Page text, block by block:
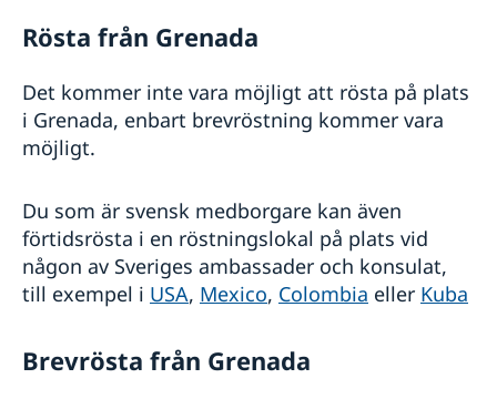
Allmänna säkerhetsläget
Terrorism
Hälso- och sjukvård
Lokala lagar och sedvänjor
Kriminalitet och personlig säkerhet
In- och utresebestämmelser
Rösta från Grenada
Det kommer inte vara möjligt att rösta på plats
i Grenada, enbart brevröstning kommer vara
möjligt.
Du som är svensk medborgare kan även
förtidsrösta i en röstningslokal på plats vid
någon av Sveriges ambassader och konsulat,
till exempel i USA, Mexico, Colombia eller Kuba
Brevrösta från Grenada